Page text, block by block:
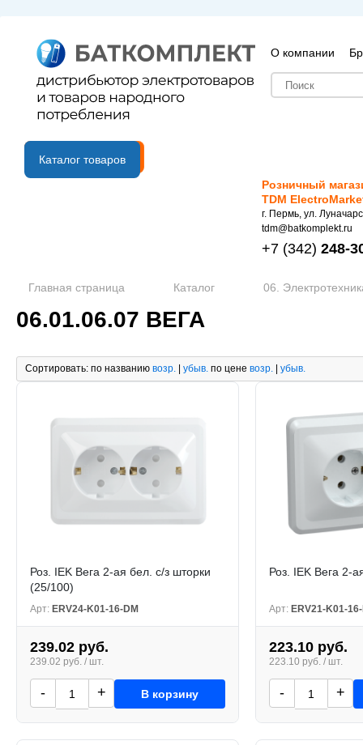
О компании
B2B портал
Каталог товаров
Розничный
TDM
г. Пермь, ул.
tdm@batkomplekt.ru
+7 (342) 248-
Главная страница Каталог 06.
06.01.06.07 ВЕГА
Сортировать: по названию возр. | убыв. по цене возр. | убыв.
Роз. IEK Вега 2-ая бел. с/з шторки
(25/100)
Арт: ERV24-K01-16-DM
239.02 руб.
239.02 руб. / шт.
- + В корзину
Роз. IEK Вега 2-
Арт: ERV21-K01-
223.10 руб.
223.10 руб. / шт.
- +